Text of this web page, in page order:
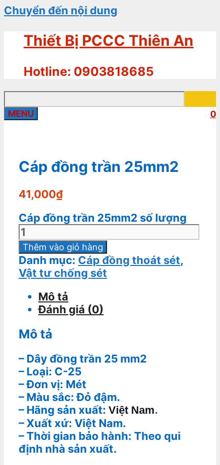
Chuyển đến nội dung
Thiết Bị PCCC Thiên An
Hotline: 0903818685
0
MENU
Cáp đồng trần 25mm2
41,000₫
Cáp đồng trần 25mm2 số lượng
Thêm vào giỏ hàng
Danh mục: Cáp đồng thoát sét,
Vật tư chống sét
Mô tả
Đánh giá (0)
Mô tả
– Dây đồng trần 25 mm2
– Loại: C-25
– Đơn vị: Mét
– Màu sắc: Đỏ đậm.
– Hãng sản xuất: Việt Nam.
– Xuất xứ: Việt Nam.
– Thời gian bảo hành: Theo qui
định nhà sản xuất.